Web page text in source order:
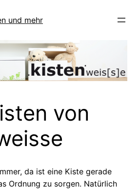
und mehr
von
da ist eine Kiste gerade
Ordnung zu sorgen. Natürlich